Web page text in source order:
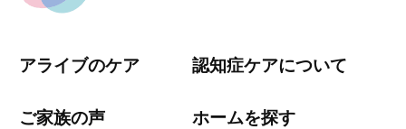
アライブのケア 認知症ケアについて
ご家族の声 ホームを探す